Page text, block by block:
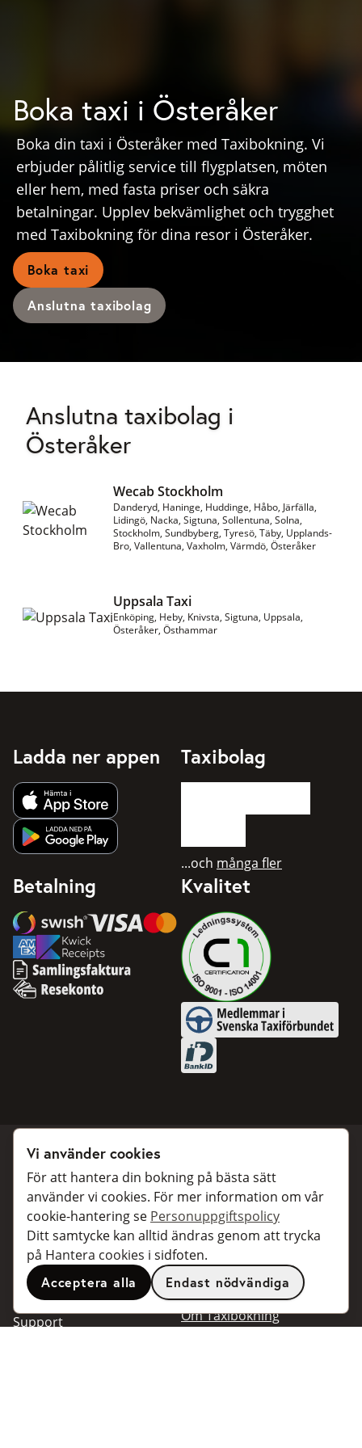
Boka taxi i Österåker
Boka din taxi i Österåker med Taxibokning. Vi
erbjuder pålitlig service till flygplatsen, möten
eller hem, med fasta priser och säkra
betalningar. Upplev bekvämlighet och trygghet
med Taxibokning för dina resor i Österåker.
Boka taxi
Anslutna taxibolag
Anslutna taxibolag i
Österåker
Wecab Stockholm
Danderyd, Haninge, Huddinge, Håbo, Järfälla,
Lidingö, Nacka, Sigtuna, Sollentuna, Solna,
Stockholm, Sundbyberg, Tyresö, Täby, Upplands-
Bro, Vallentuna, Vaxholm, Värmdö, Österåker
Uppsala Taxi
Enköping, Heby, Knivsta, Sigtuna, Uppsala,
Österåker, Östhammar
Ladda ner appen
Hämta app från Apple App Store
Hämta app från Google Play
Taxibolag
...och många fler
Betalning
Swish
Visa
Mastercard
American Express
Samlingsfaktura
Resekonto
Kvalitet
Medlemmar i Svenska
BankID
Boka taxi
För privatpersoner
För företagskunder
För resebyråer
Anslutna taxibolag
Support
Samarbeta
För taxibolag
Bokningsdialoger för
företag
API för utvecklare
Om Taxibokning
Vi använder cookies
För att hantera din bokning på bästa sätt
använder vi cookies. För mer information om vår
cookie-hantering se Personuppgiftspolicy
Ditt samtycke kan alltid ändras genom att trycka
på Hantera cookies i sidfoten.
Acceptera alla Endast nödvändiga